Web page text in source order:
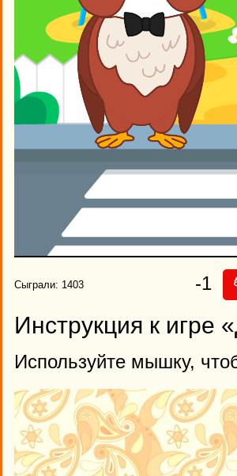
Сыграли: 1403 -1
Инструкция к игре
Используйте мышку,